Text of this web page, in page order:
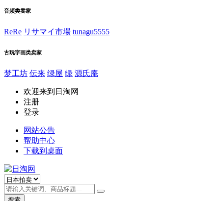
音频类卖家
ReRe リサマイ市場 tunagu5555
古玩字画类卖家
梦工坊 伝来 绿屋 绿 源氏庵
欢迎来到日淘网
注册
登录
网站公告
帮助中心
下载到桌面